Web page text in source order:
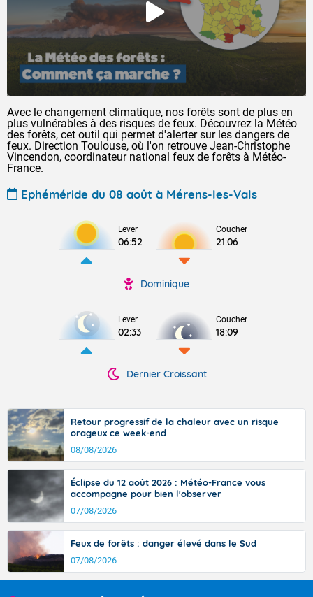
Avec le changement climatique, nos forêts sont de plus en
plus vulnérables à des risques de feux. Découvrez la Météo
des forêts, cet outil qui permet d'alerter sur les dangers de
feux. Direction Toulouse, où l'on retrouve Jean-Christophe
Vincendon, coordinateur national feux de forêts à Météo-
France.
Ephéméride du 08 août à Mérens-les-Vals
Lever
06:52
Coucher
21:06
Dominique
Lever
02:33
Coucher
18:09
Dernier Croissant
Retour progressif de la chaleur avec un risque
orageux ce week-end
08/08/2026
Éclipse du 12 août 2026 : Météo-France vous
accompagne pour bien l'observer
07/08/2026
Feux de forêts : danger élevé dans le Sud
07/08/2026